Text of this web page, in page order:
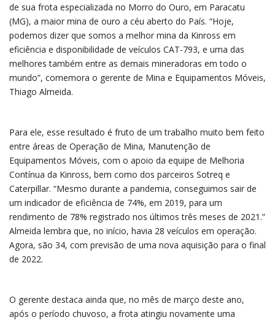
de sua frota especializada no Morro do Ouro, em Paracatu
(MG), a maior mina de ouro a céu aberto do País. “Hoje,
podemos dizer que somos a melhor mina da Kinross em
eficiência e disponibilidade de veículos CAT-793, e uma das
melhores também entre as demais mineradoras em todo o
mundo”, comemora o gerente de Mina e Equipamentos Móveis,
Thiago Almeida.
Para ele, esse resultado é fruto de um trabalho muito bem feito
entre áreas de Operação de Mina, Manutenção de
Equipamentos Móveis, com o apoio da equipe de Melhoria
Contínua da Kinross, bem como dos parceiros Sotreq e
Caterpillar. “Mesmo durante a pandemia, conseguimos sair de
um indicador de eficiência de 74%, em 2019, para um
rendimento de 78% registrado nos últimos três meses de 2021.”
Almeida lembra que, no início, havia 28 veículos em operação.
Agora, são 34, com previsão de uma nova aquisição para o final
de 2022.
O gerente destaca ainda que, no mês de março deste ano,
após o período chuvoso, a frota atingiu novamente uma